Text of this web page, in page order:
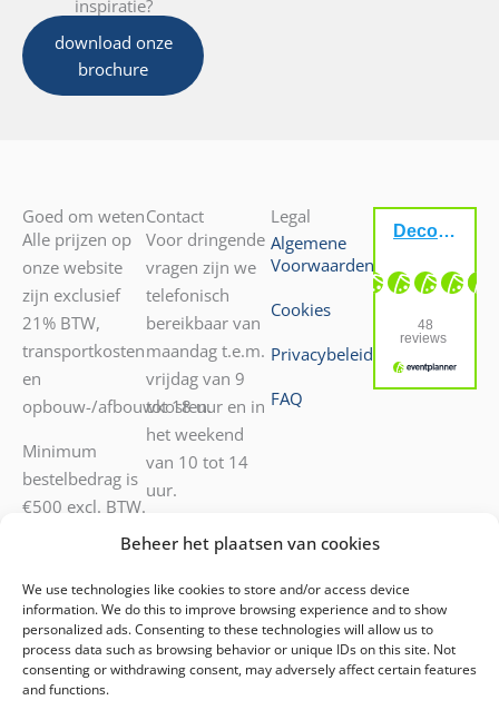
Beheer het plaatsen van cookies
We use technologies like cookies to store and/or access device
information. We do this to improve browsing experience and to show
personalized ads. Consenting to these technologies will allow us to
process data such as browsing behavior or unique IDs on this site. Not
consenting or withdrawing consent, may adversely affect certain features
and functions.
inspiratie?
download onze
brochure
Goed om weten
Alle prijzen op
onze website
zijn exclusief
21% BTW,
transportkosten
en
opbouw-/afbouwkosten.
Minimum
bestelbedrag is
€500 excl. BTW.
Transport door
mogelijk.
Contact
Voor dringende
vragen zijn we
telefonisch
bereikbaar van
maandag t.e.m.
vrijdag van 9
tot 18 uur en in
het weekend
van 10 tot 14
uur.
052 55 05 72
Voor andere
vragen kunt u
ons mailen
opinfo@decoratiehuren.be.
Legal
Algemene
Voorwaarden
Cookies
Privacybeleid
FAQ